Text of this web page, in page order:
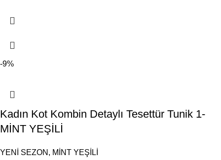
-9%
Kadın Kot Kombin Detaylı Tesettür Tunik 1-
MİNT YEŞİLİ
YENİ SEZON , MİNT YEŞİLİ